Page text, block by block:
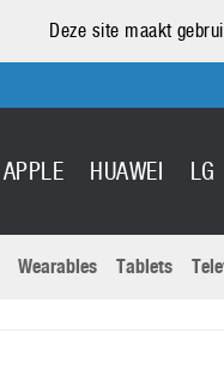
Deze site maakt
APPLE HUAWEI LG
Wearables Tablets